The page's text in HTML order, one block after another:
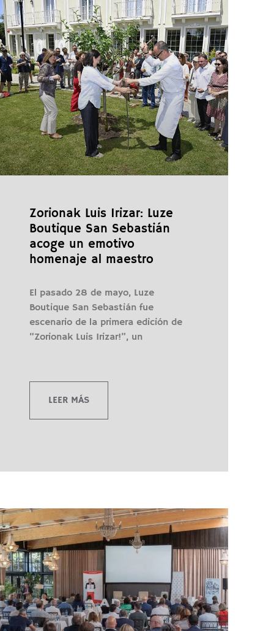
Zorionak Luis Irizar: Luze
Boutique San Sebastián
acoge un emotivo
homenaje al maestro
El pasado 28 de mayo, Luze
Boutique San Sebastián fue
escenario de la primera edición de
“Zorionak Luis Irizar!”, un
LEER MÁS